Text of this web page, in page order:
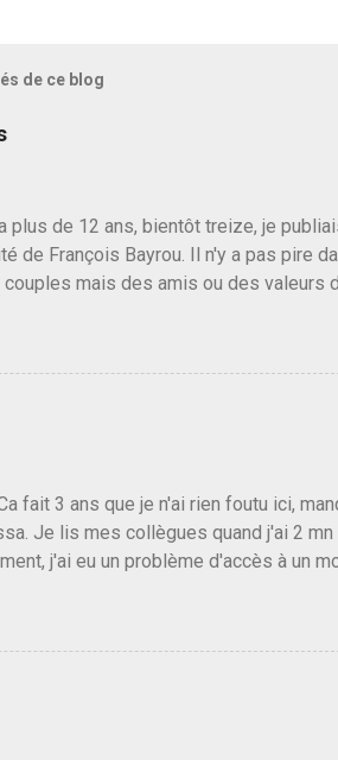
de ce blog
a plus de 12 ans, bientôt treize, je
de François Bayrou. Il n'y a pas pire
mais des amis ou des valeurs
le candidat de la droite molle plus
de la gauche molle mais quand
ou du Sénat. Ou assister au
fait 3 ans que je n'ai rien foutu ici,
Je lis mes collègues quand j'ai 2
j'ai eu un problème d'accès à un
Vlad Poutine qui a déclaré la
Un, Les islamistes de la religion
pas plus sont un tantinet
quand un attentat touche ton pays